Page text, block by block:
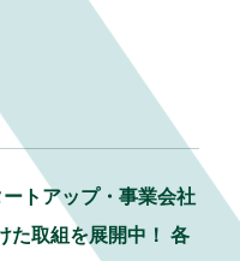
トアップ・事業会社
た取組を展開中！ 各